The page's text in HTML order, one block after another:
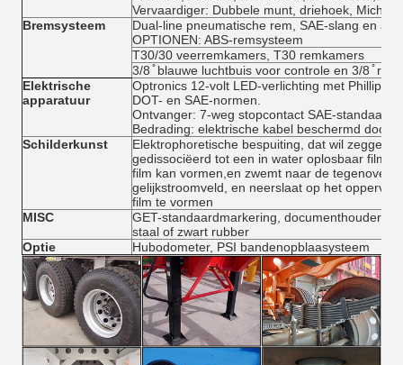
Vervaardiger: Dubbele munt, driehoek,
Bremsysteem
Dual-line pneumatische rem, SAE-slang en
OPTIONEN: ABS-remsysteem
T30/30 veerremkamers, T30 remkamers
3/8 ̊ blauwe luchtbuis voor controle en 3/8
Elektrische
apparatuur
Optronics 12-volt LED-verlichting met Phillips-
DOT- en SAE-normen.
Ontvanger: 7-weg stopcontact SAE-standaard,
Bedrading: elektrische kabel beschermd door
Schilderkunst
Elektrophoretische bespuiting, dat wil zeggen
gedissociëerd tot een in water oplosbaar
film kan vormen,en zwemt naar de
gelijkstroomveld, en neerslaat op het
film te vormen
MISC
GET-standaardmarkering, documenthouder,
staal of zwart rubber
Optie
Hubodometer, PSI bandenopblaasysteem